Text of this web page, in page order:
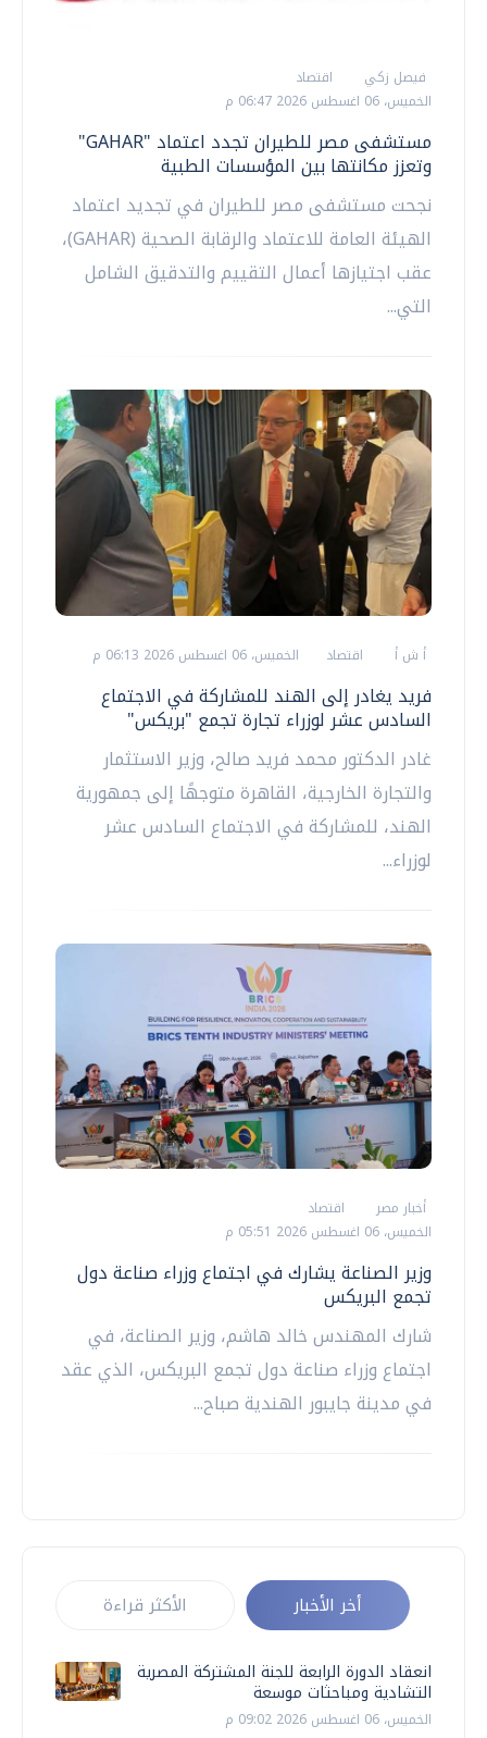
فيصل زكي
اقتصاد
الخميس، 06 اغسطس 2026 06:47 م
مستشفى مصر للطيران تجدد اعتماد "GAHAR"
وتعزز مكانتها بين المؤسسات الطبية
نجحت مستشفى مصر للطيران في تجديد اعتماد
الهيئة العامة للاعتماد والرقابة الصحية (GAHAR)،
عقب اجتيازها أعمال التقييم والتدقيق الشامل
التي...
أ ش أ اقتصاد الخميس، 06 اغسطس 2026 06:13 م
فريد يغادر إلى الهند للمشاركة في الاجتماع
السادس عشر لوزراء تجارة تجمع "بريكس"
غادر الدكتور محمد فريد صالح، وزير الاستثمار
والتجارة الخارجية، القاهرة متوجهًا إلى جمهورية
الهند، للمشاركة في الاجتماع السادس عشر
لوزراء...
أخبار مصر
اقتصاد
الخميس، 06 اغسطس 2026 05:51 م
وزير الصناعة يشارك في اجتماع وزراء صناعة دول
تجمع البريكس
شارك المهندس خالد هاشم، وزير الصناعة، في
اجتماع وزراء صناعة دول تجمع البريكس، الذي عقد
في مدينة جايبور الهندية صباح...
أخر الأخبار الأكثر قراءة
انعقاد الدورة الرابعة للجنة المشتركة المصرية
التشادية ومباحثات موسعة
الخميس، 06 اغسطس 2026 09:02 م